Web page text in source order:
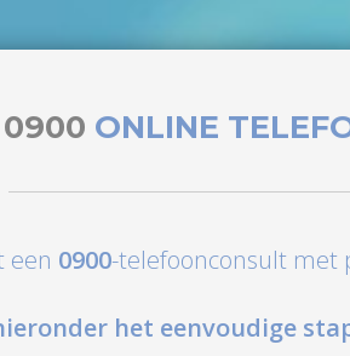
0900 ONLINE
een 0900-telefoonconsult met
het eenvoudige